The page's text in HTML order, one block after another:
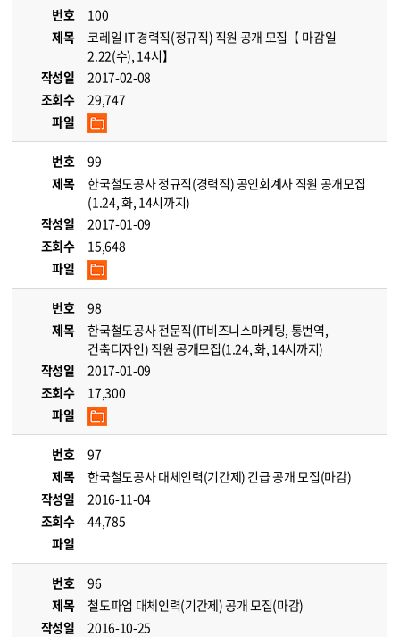
번호
100
제목
코레일 IT 경력직(정규직) 직원 공개 모집【 마감일
2.22(수), 14시】
작성일
2017-02-08
조회수
29,747
파일
번호
99
제목
한국철도공사 정규직(경력직) 공인회계사 직원 공개모집
(1.24, 화, 14시까지)
작성일
2017-01-09
조회수
15,648
파일
번호
98
제목
한국철도공사 전문직(IT비즈니스마케팅, 통번역,
건축디자인) 직원 공개모집(1.24, 화, 14시까지)
작성일
2017-01-09
조회수
17,300
파일
번호
97
제목
한국철도공사 대체인력(기간제) 긴급 공개 모집(마감)
작성일
2016-11-04
조회수
44,785
파일
번호
96
제목
철도파업 대체인력(기간제) 공개 모집(마감)
작성일
2016-10-25